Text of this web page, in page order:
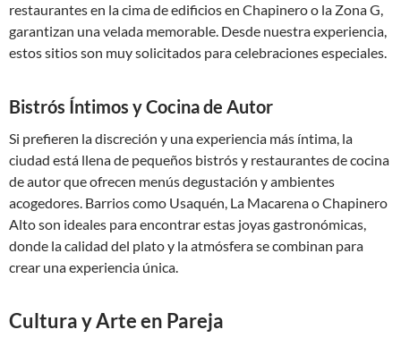
restaurantes en la cima de edificios en Chapinero o la Zona G,
garantizan una velada memorable. Desde nuestra experiencia,
estos sitios son muy solicitados para celebraciones especiales.
Bistrós Íntimos y Cocina de Autor
Si prefieren la discreción y una experiencia más íntima, la
ciudad está llena de pequeños bistrós y restaurantes de cocina
de autor que ofrecen menús degustación y ambientes
acogedores. Barrios como Usaquén, La Macarena o Chapinero
Alto son ideales para encontrar estas joyas gastronómicas,
donde la calidad del plato y la atmósfera se combinan para
crear una experiencia única.
Cultura y Arte en Pareja